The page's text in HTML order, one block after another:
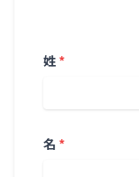
姓 *
名 *